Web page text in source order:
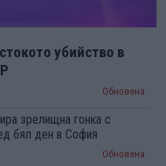
убийство в
Обновена
зрелищна гонка с
бял ден в София
Обновена